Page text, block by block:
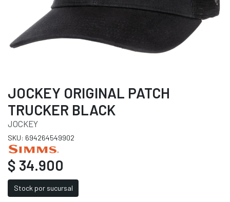
JOCKEY ORIGINAL PATCH
TRUCKER BLACK
JOCKEY
SKU: 694264549902
$ 34.900
Stock por sucursal